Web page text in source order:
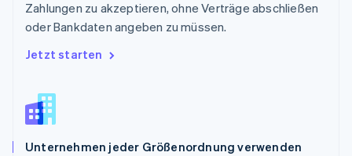
Zahlungen zu akzeptieren, ohne Verträge abschließen
oder Bankdaten angeben zu müssen.
Jetzt starten
Unternehmen jeder Größenordnung verwenden
Slowakei
English
Slowenien
China
English
EspañolEnglish